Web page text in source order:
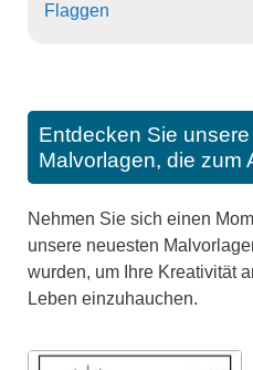
Flaggen
Entdecken Sie
Malvorlagen, die zum
Nehmen Sie sich einen
unsere neuesten
wurden, um Ihre Kreativität
Leben einzuhauchen.